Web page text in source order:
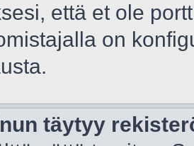
että et ole
on
täytyy